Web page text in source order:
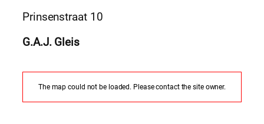
Prinsenstraat 10
G.A.J. Gleis
The map could not be loaded. Please contact the site owner.